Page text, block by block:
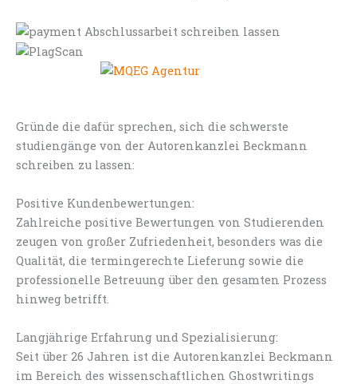
Gründe die dafür sprechen, sich die schwerste
studiengänge von der Autorenkanzlei Beckmann
schreiben zu lassen:
Positive Kundenbewertungen:
Zahlreiche positive Bewertungen von Studierenden
zeugen von großer Zufriedenheit, besonders was die
Qualität, die termingerechte Lieferung sowie die
professionelle Betreuung über den gesamten Prozess
hinweg betrifft.
Langjährige Erfahrung und Spezialisierung:
Seit über 26 Jahren ist die Autorenkanzlei Beckmann
im Bereich des wissenschaftlichen Ghostwritings